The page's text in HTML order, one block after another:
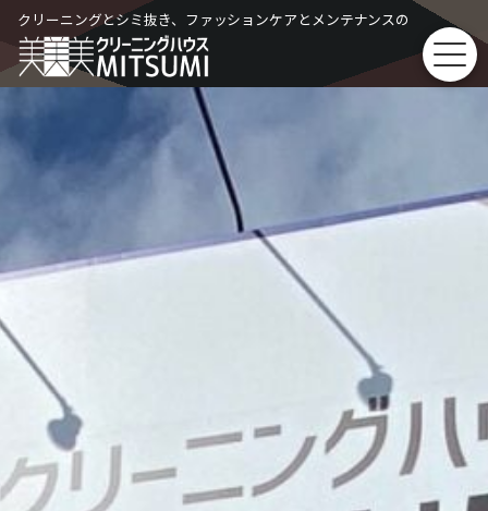
Skip
to
content
クリーニングとシミ抜き、ファッションケアとメンテナンスの